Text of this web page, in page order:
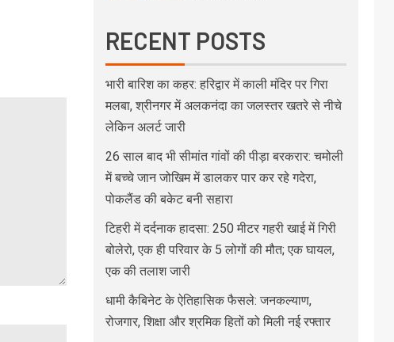
RECENT POSTS
भारी बारिश का कहर: हरिद्वार में काली मंदिर पर गिरा
मलबा, श्रीनगर में अलकनंदा का जलस्तर खतरे से नीचे
लेकिन अलर्ट जारी
26 साल बाद भी सीमांत गांवों की पीड़ा बरकरार: चमोली
में बच्चे जान जोखिम में डालकर पार कर रहे गदेरा,
पोकलैंड की बकेट बनी सहारा
टिहरी में दर्दनाक हादसा: 250 मीटर गहरी खाई में गिरी
बोलेरो, एक ही परिवार के 5 लोगों की मौत; एक घायल,
एक की तलाश जारी
धामी कैबिनेट के ऐतिहासिक फैसले: जनकल्याण,
रोजगार, शिक्षा और श्रमिक हितों को मिली नई रफ्तार